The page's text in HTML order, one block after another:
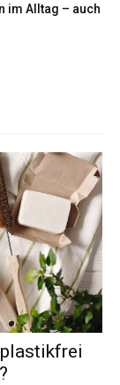
im Alltag – auch